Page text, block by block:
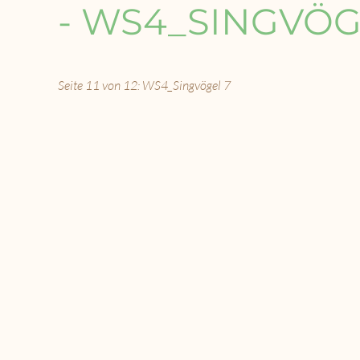
-
Seite 11 von 12: WS4_Singvögel 7